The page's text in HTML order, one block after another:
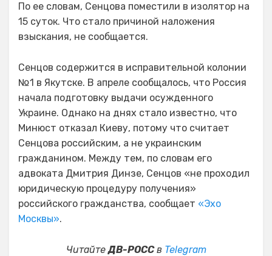
По ее словам, Сенцова поместили в изолятор на
15 суток. Что стало причиной наложения
взыскания, не сообщается.
Сенцов содержится в исправительной колонии
№1 в Якутске. В апреле сообщалось, что Россия
начала подготовку выдачи осужденного
Украине. Однако на днях стало известно, что
Минюст отказал Киеву, потому что считает
Сенцова российским, а не украинским
гражданином. Между тем, по словам его
адвоката Дмитрия Динзе, Сенцов «не проходил
юридическую процедуру получения»
российского гражданства, сообщает «Эхо
Москвы».
ЧитайтеДВ-РОССв Telegram